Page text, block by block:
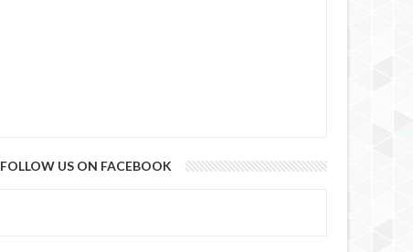
FOLLOW US ON FACEBOOK